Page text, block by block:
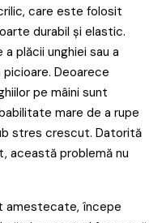
care este folosit
durabil și elastic.
plăcii unghiei sau a
Deoarece
pe mâini sunt
mare de a rupe
stres crescut. Datorită
această problemă nu
amestecate, începe